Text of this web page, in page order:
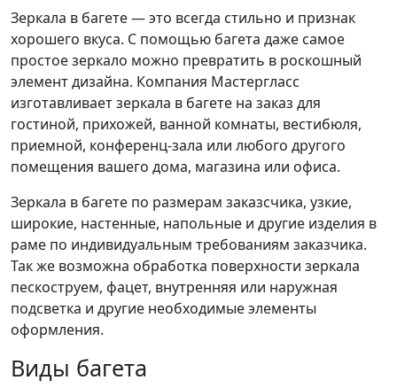
Зеркала в багете — это всегда стильно и признак
хорошего вкуса. С помощью багета даже самое
простое зеркало можно превратить в роскошный
элемент дизайна. Компания Мастергласс
изготавливает зеркала в багете на заказ для
гостиной, прихожей, ванной комнаты, вестибюля,
приемной, конференц-зала или любого другого
помещения вашего дома, магазина или офиса.
Зеркала в багете по размерам заказсчика, узкие,
широкие, настенные, напольные и другие изделия в
раме по индивидуальным требованиям заказчика.
Так же возможна обработка поверхности зеркала
пескоструем, фацет, внутренняя или наружная
подсветка и другие необходимые элементы
оформления.
Виды багета